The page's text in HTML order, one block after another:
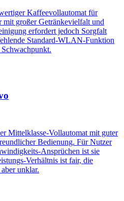
Kaffeevollautomat für
mit großer Getränkevielfalt und
erfordert jedoch Sorgfalt
Standard-WLAN-Funktion
Schwachpunkt.
Mittelklasse-Vollautomat mit guter
Bedienung. Für Nutzer
Ansprüchen ist sie
Verhältnis ist fair, die
unklar.